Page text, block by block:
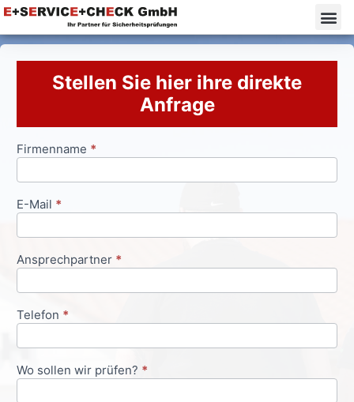
Stellen Sie hier ihre direkte
Anfrage
Anfrageformular
Firmenname *
E-Mail *
Ansprechpartner *
Telefon *
Wo sollen wir prüfen? *